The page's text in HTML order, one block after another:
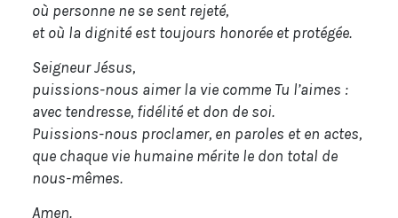
où personne ne se sent rejeté,
et où la dignité est toujours honorée et protégée.
Seigneur Jésus,
puissions-nous aimer la vie comme Tu l’aimes :
avec tendresse, fidélité et don de soi.
Puissions-nous proclamer, en paroles et en actes,
que chaque vie humaine mérite le don total de
nous-mêmes.
Amen.